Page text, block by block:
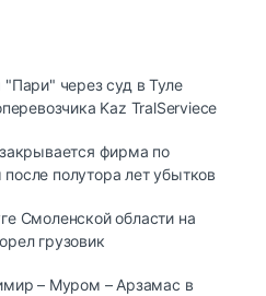
через суд в Туле
Kaz TralServiece
фирма по
полутора лет убытков
Смоленской области на
грузовик
– Муром – Арзамас в